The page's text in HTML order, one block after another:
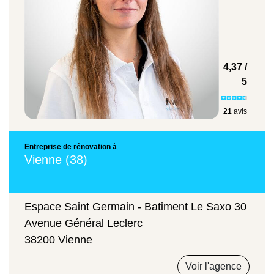
Prix moyen au mètre carré
Changement de plan de travail en bois
stratifié
4,37 /
5
21 avis
Entreprise de rénovation à
Vienne (38)
Espace Saint Germain - Batiment Le Saxo 30
Avenue Général Leclerc
38200 Vienne
Voir l'agence